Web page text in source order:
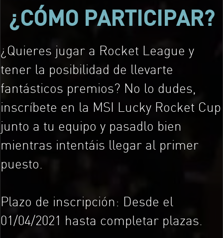
¿CÓMO PARTICIPAR?
¿Quieres jugar a Rocket League y
tener la posibilidad de llevarte
fantásticos premios? No lo dudes,
inscríbete en la MSI Lucky Rocket Cup
junto a tu equipo y pasadlo bien
mientras intentáis llegar al primer
puesto.
Plazo de inscripción: Desde el
01/04/2021 hasta completar plazas.